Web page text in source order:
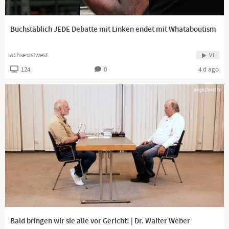
https://open.spotify.com/show/7quWHldpTxh92a8...
Channel description
Gorilla mit Schnauze!
Politisches und satirisches kommentiert von einem absoluten
Spezialisten!
Achtung! Nicht ganz dialektfrei!
Meine lieben Zuschauer,
willkommen auf meinem Kanal.
Hier kommentiere ich aktuelle Geschehnisse.
Natürlich alles mit einem Augenzwinkern.
Euer Gorilla für alle Lebenslagen
Buchstäblich JEDE Debatte mit Linken endet mit Whataboutism
achse:ostwest Vi
124 0 4 d ago
Bald bringen wir sie alle vor Gericht! | Dr. Walter Weber